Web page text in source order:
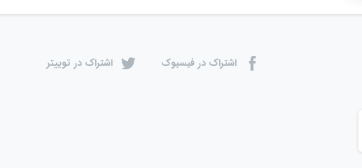
اشتراک در فیسبوک اشتراک در توییتر